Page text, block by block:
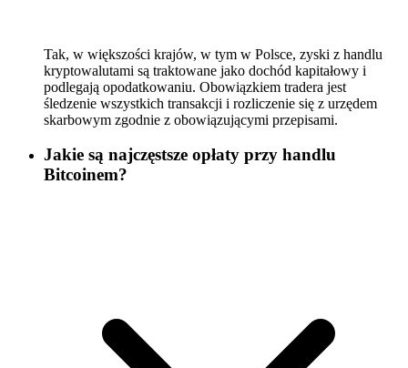
Tak, w większości krajów, w tym w Polsce, zyski z handlu
kryptowalutami są traktowane jako dochód kapitałowy i
podlegają opodatkowaniu. Obowiązkiem tradera jest
śledzenie wszystkich transakcji i rozliczenie się z urzędem
skarbowym zgodnie z obowiązującymi przepisami.
Jakie są najczęstsze opłaty przy handlu
Bitcoinem?